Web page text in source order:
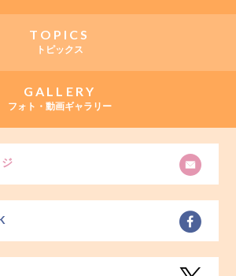
TOPICS
トピックス
GALLERY
フォト・動画ギャラリー